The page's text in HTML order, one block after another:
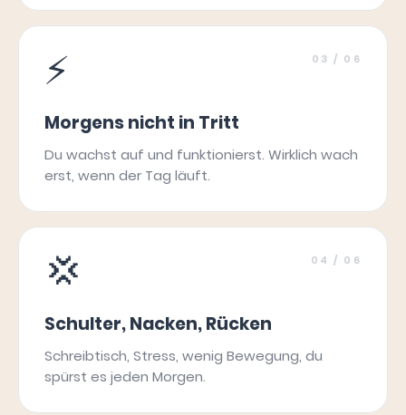
⚡ 03 / 06
Morgens nicht in Tritt
Du wachst auf und funktionierst. Wirklich wach
erst, wenn der Tag läuft.
💢 04 / 06
Schulter, Nacken, Rücken
Schreibtisch, Stress, wenig Bewegung, du
spürst es jeden Morgen.